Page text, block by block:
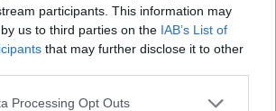
participants. This information may
us to third parties on the IAB’s List of
that may further disclose it to other
Processing Opt Outs